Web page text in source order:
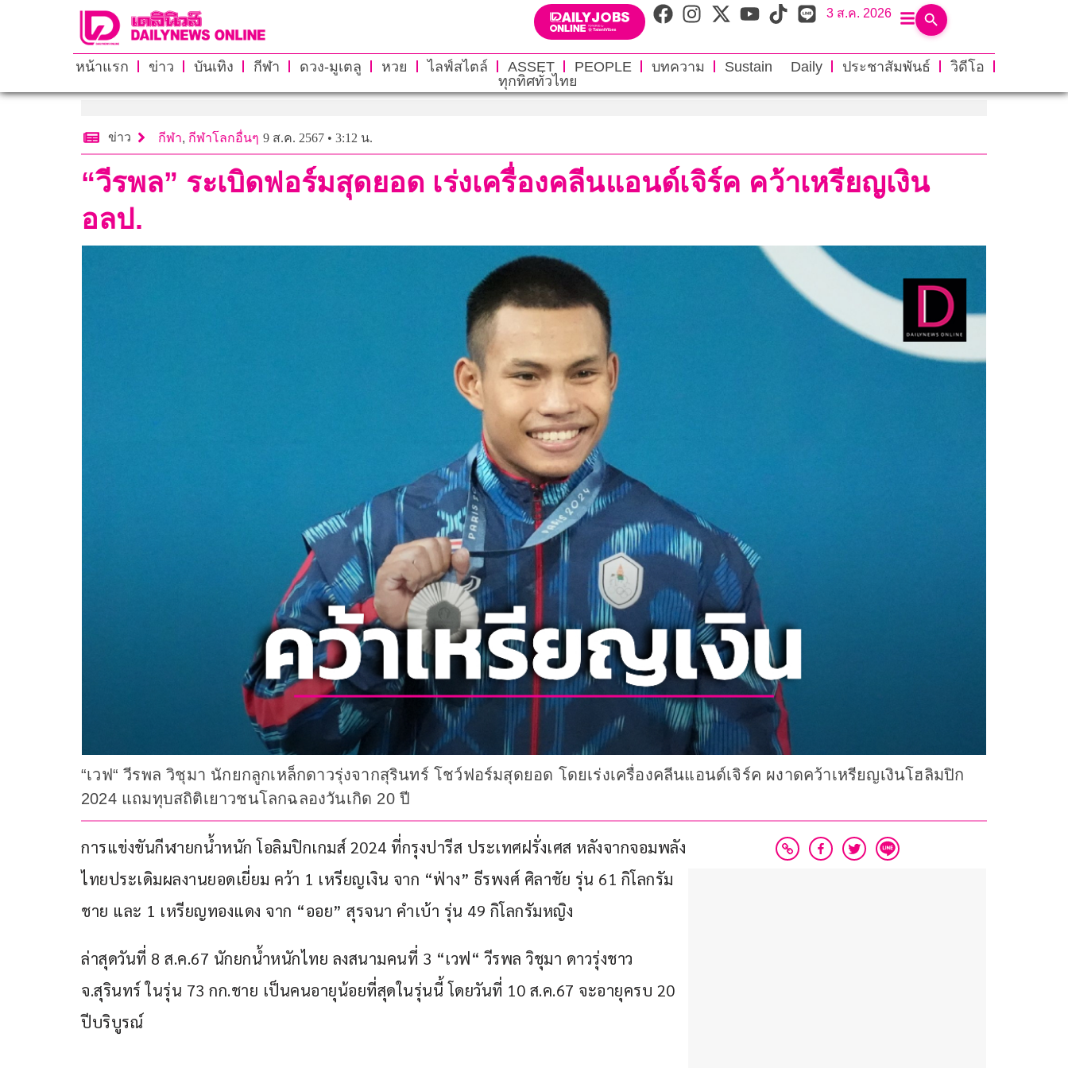
3 ส.ค. 2026
หน้าแรก ข่าว บันเทิง กีฬา ดวง-มูเตลู หวย ไลฟ์สไตล์ ASSET PEOPLE บทความ Sustain Daily ประชาสัมพันธ์
วิดีโอ
ทุกทิศทั่วไทย
ข่าว กีฬา, กีฬาโลกอื่นๆ 9 ส.ค. 2567 • 3:12 น.
“วีรพล” ระเบิดฟอร์มสุดยอด เร่งเครื่องคลีนแอนด์เจิร์ค คว้าเหรียญเงิน
อลป.
“เวฟ“ วีรพล วิชุมา นักยกลูกเหล็กดาวรุ่งจากสุรินทร์ โชว์ฟอร์มสุดยอด โดยเร่งเครื่องคลีนแอนด์เจิร์ค ผงาดคว้าเหรียญเงินโฮลิมปิก
2024 แถมทุบสถิติเยาวชนโลกฉลองวันเกิด 20 ปี
การแข่งขันกีฬายกน้ำหนัก โอลิมปิกเกมส์ 2024 ที่กรุงปารีส ประเทศฝรั่งเศส หลังจากจอมพลัง
ไทยประเดิมผลงานยอดเยี่ยม คว้า 1 เหรียญเงิน จาก “ฟ่าง” ธีรพงศ์ ศิลาชัย รุ่น 61 กิโลกรัม
ชาย และ 1 เหรียญทองแดง จาก “ออย” สุรจนา คำเบ้า รุ่น 49 กิโลกรัมหญิง
ล่าสุดวันที่ 8 ส.ค.67 นักยกน้ำหนักไทย ลงสนามคนที่ 3 “เวฟ“ วีรพล วิชุมา ดาวรุ่งชาว
จ.สุรินทร์ ในรุ่น 73 กก.ชาย เป็นคนอายุน้อยที่สุดในรุ่นนี้ โดยวันที่ 10 ส.ค.67 จะอายุครบ 20
ปีบริบูรณ์